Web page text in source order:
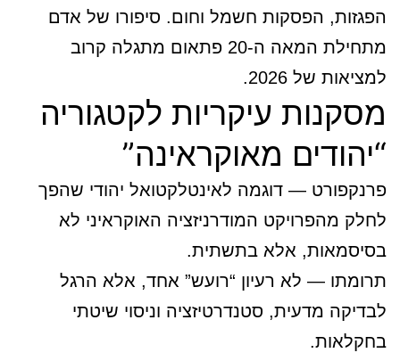
הפגזות, הפסקות חשמל וחום. סיפורו של אדם
מתחילת המאה ה-20 פתאום מתגלה קרוב
למציאות של 2026.
מסקנות עיקריות לקטגוריה
“יהודים מאוקראינה”
פרנקפורט — דוגמה לאינטלקטואל יהודי שהפך
לחלק מהפרויקט המודרניזציה האוקראיני לא
בסיסמאות, אלא בתשתית.
תרומתו — לא רעיון “רועש” אחד, אלא הרגל
לבדיקה מדעית, סטנדרטיזציה וניסוי שיטתי
בחקלאות.